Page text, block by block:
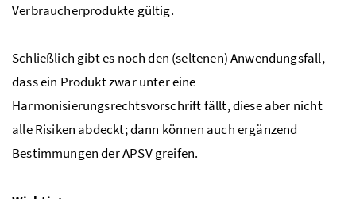
Verbraucherprodukte gültig.
Schließlich gibt es noch den (seltenen) Anwendungsfall,
dass ein Produkt zwar unter eine
Harmonisierungsrechtsvorschrift fällt, diese aber nicht
alle Risiken abdeckt; dann können auch ergänzend
Bestimmungen der APSV greifen.